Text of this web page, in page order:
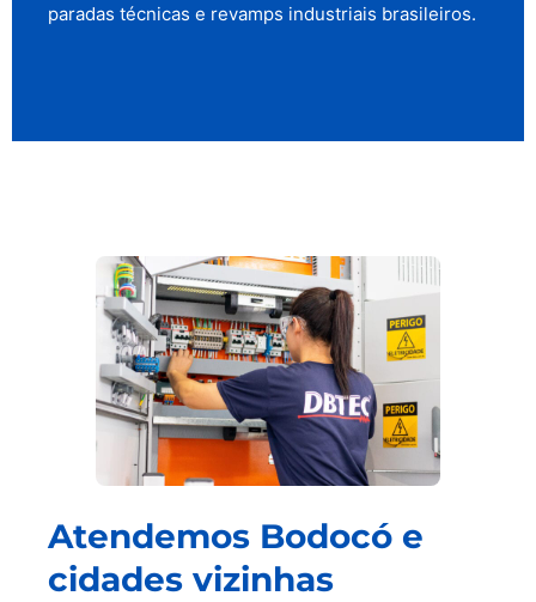
paradas técnicas e revamps industriais brasileiros.
Atendemos Bodocó e
cidades vizinhas